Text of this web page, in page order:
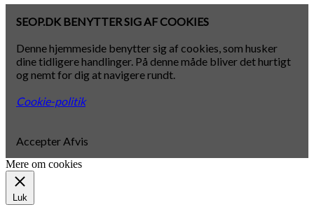
SEOP.DK BENYTTER SIG AF COOKIES
Denne hjemmeside benytter sig af cookies, som husker
dine tidligere handlinger. På denne måde bliver det hurtigt
og nemt for dig at navigere rundt.
Cookie-politik
Accepter Afvis
Mere om cookies
Luk